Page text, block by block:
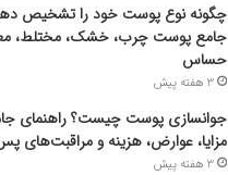
چگونه نوع پوست خود را تشخیص
جامع پوست چرب، خشک، مختلط،
حساس
3 هفته پیش
جوانسازی پوست چیست؟ راهنمای
مزایا، عوارض، هزینه و مراقبت‌های
3 هفته پیش